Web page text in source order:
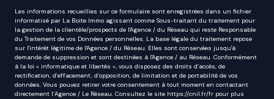
Les informations recueillies sur ce formulaire sont enregistrées dans un fichier
informatisé par La Boite Immo agissant comme Sous-traitant du traitement pour
la gestion de la clientèle/prospects de l'Agence / du Réseau qui reste Responsable
du Traitement de vos Données personnelles. La base légale du traitement repose
sur l'intérêt légitime de l'Agence / du Réseau. Elles sont conservées jusqu'à
demande de suppression et sont destinées à l'Agence / au Réseau. Conformément
à la loi « informatique et libertés », vous disposez des droits d’accès, de
rectification, d’effacement, d’opposition, de limitation et de portabilité de vos
données. Vous pouvez retirer votre consentement à tout moment en contactant
directement l’Agence / Le Réseau. Consultez le site https://cnil.fr/fr pour plus